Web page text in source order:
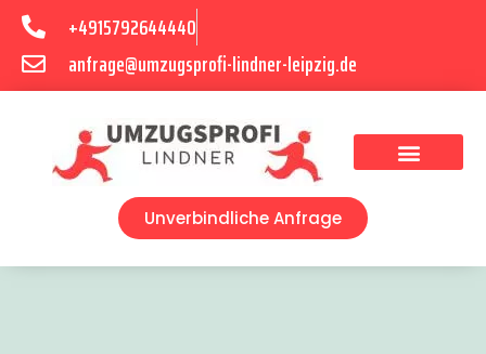
+4915792644440
anfrage@umzugsprofi-lindner-leipzig.de
Unverbindliche Anfrage